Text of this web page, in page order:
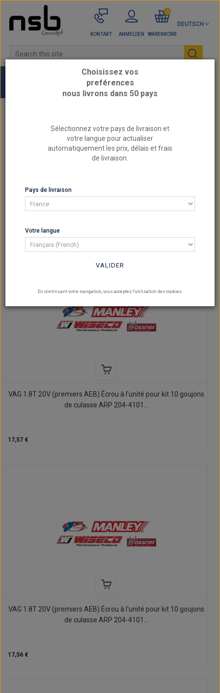
DEUTSCH
KONTAKT ANMELDEN WARENKORB
0
SORTIERUNG
VAG 1.8T 20V (premiers AEB) Écrou à l'unité pour kit 10 goujons
de culasse ARP 204-4101...
17,57 €
VAG 1.8T 20V (premiers AEB) Écrou à l'unité pour kit 10 goujons
de culasse ARP 204-4101...
17,56 €
Choisissez vos
preférences
nous livrons dans 50 pays
Sélectionnez votre pays de livraison et
votre langue pour actualiser
automatiquement les prix, délais et frais
de livraison.
Pays de livraison
Votre langue
VALIDER
En continuant votre navigation, vous acceptez l'utilisation des cookies.